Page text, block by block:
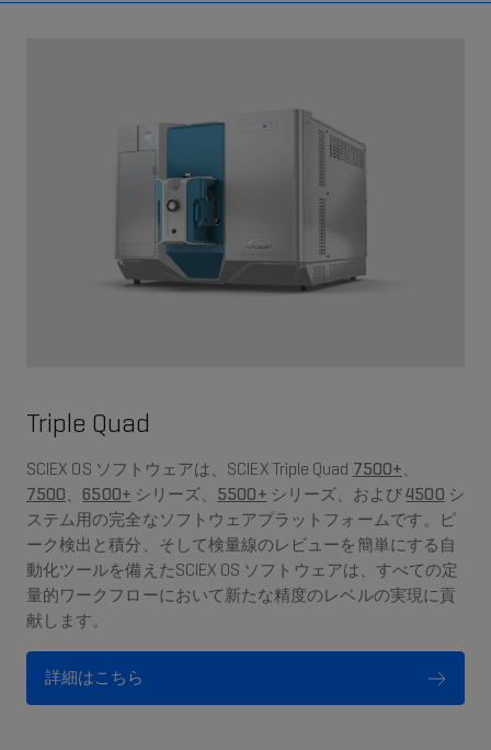
Triple Quad
SCIEX OS ソフトウェアは、SCIEX Triple Quad 7500+、
7500、 6500+ シリーズ、 5500+ シリーズ、および4500 シ
ステム用の完全なソフトウェアプラットフォームです。ピ
ーク検出と積分、そして検量線のレビューを簡単にする自
動化ツールを備えたSCIEX OS ソフトウェアは、すべての定
量的ワークフローにおいて新たな精度のレベルの実現に貢
献します。
詳細はこちら